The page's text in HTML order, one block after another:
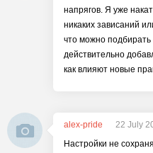
напрягов. Я уже
никаких зависаний
что можно подбирать
действительно
как влияют новые
alex-pride
22 July
Настройки не